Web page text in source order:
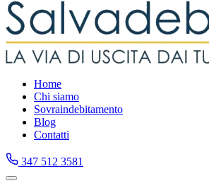
Home
Chi siamo
Sovraindebitamento
Blog
Contatti
347 512 3581